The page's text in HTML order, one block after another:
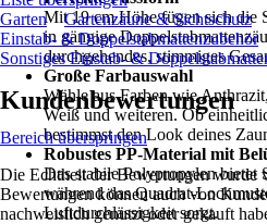
Mit 19 cm Höhe fügen sich die
in gängige
durchgehendes, stimmiges
Große Farbauswahl
Wähle aus Farben wie
Weiß und weiteren. Ob
bestimmst den Look deines
Robustes PP-Material mit
Das stabile Polypropylen
während das Quadrat-
Luftdurchlässigkeit sorgt.
Garten
Gartenzäune & Sichtschutz
Einstab- & Doppelstabmattenzubehör
Sonstiges Einstab- &
Kundenbewertungen
Bereich überspringen
Die Echtheit der Bewertungen wurde
Bewertungen können auch von
nachweislich genutzt oder gekauft